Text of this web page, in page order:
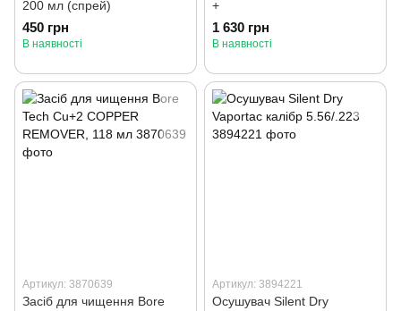
200 мл (спрей)
450 грн
В наявності
+
1 630 грн
В наявності
Артикул: 3870639
Засіб для чищення Bore
Артикул: 3894221
Осушувач Silent Dry